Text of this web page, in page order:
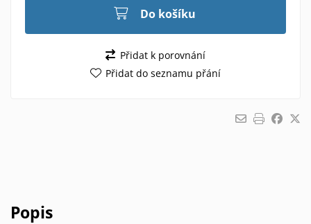
Do košíku
Přidat k porovnání
Přidat do seznamu přání
Popis